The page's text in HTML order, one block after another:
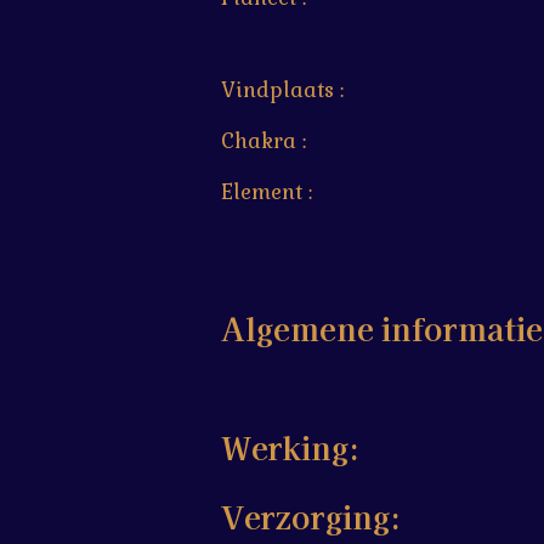
Vindplaats :
Chakra :
Element :
Algemene
Werking:
Verzorging: